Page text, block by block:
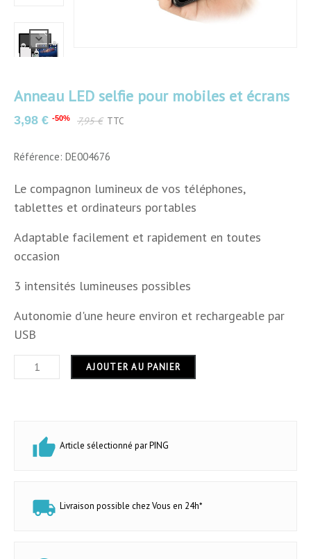
Anneau LED selfie pour mobiles et écrans
3,98 € -50% 7,95 € TTC
Référence: DE004676
Le compagnon lumineux de vos téléphones,
tablettes et ordinateurs portables
Adaptable facilement et rapidement en toutes
occasion
3 intensités lumineuses possibles
Autonomie d'une heure environ et rechargeable par
USB
AJOUTER AU PANIER
Article sélectionné par PING
Livraison possible chez Vous en 24h*
Couleurs Noir
Dimensions Diam 8.6 cm x 3.2 cm
Hauteur 3,2 cm
Usage intérieur